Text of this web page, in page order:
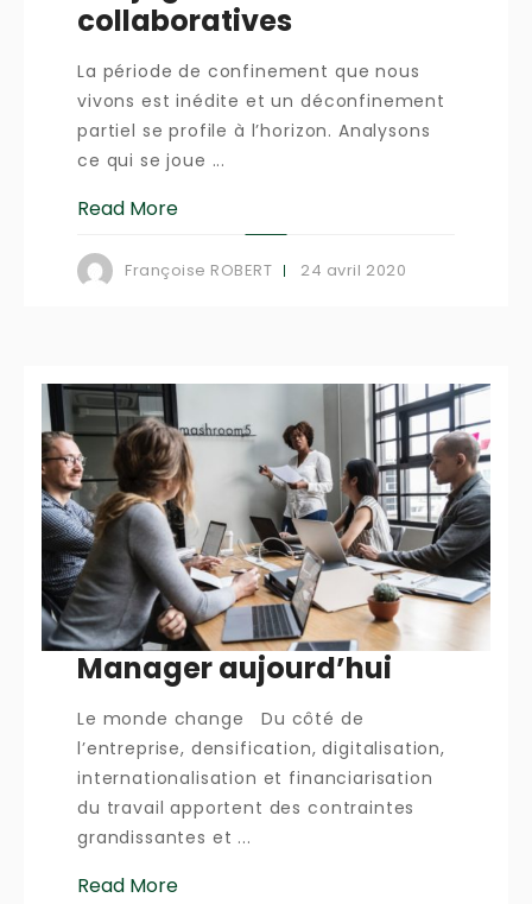
collaboratives
La période de confinement que nous
vivons est inédite et un déconfinement
partiel se profile à l’horizon. Analysons
ce qui se joue ...
Read More
Françoise ROBERT 24 avril 2020
Manager aujourd’hui
Le monde change Du côté de
l’entreprise, densification, digitalisation,
internationalisation et financiarisation
du travail apportent des contraintes
grandissantes et ...
Read More